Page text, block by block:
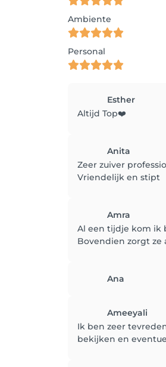
Ambiente
Personal
Esther
Altijd Top❤️
Anita
Zeer zuiver
Vriendelijk en stipt
Amra
Al een tijdje kom ik
Bovendien zorgt ze
Ana
Ameeyali
Ik ben zeer
bekijken en